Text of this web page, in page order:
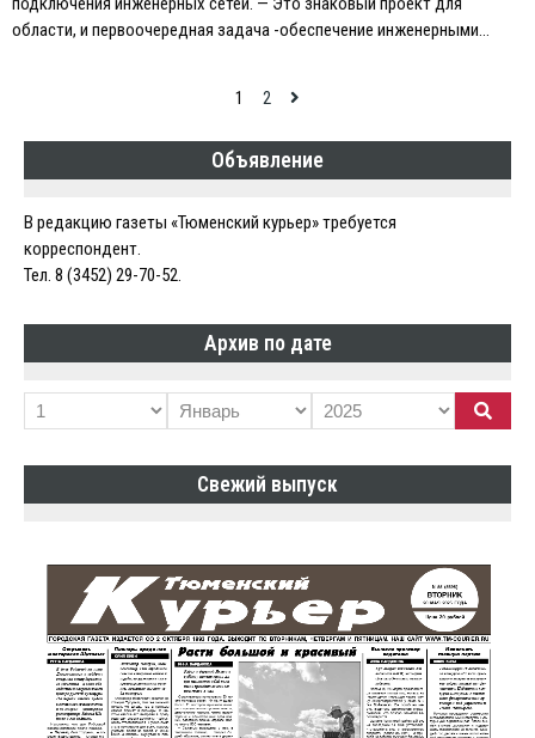
области, и первоочередная задача -обеспечение инженерными…
по
записям
1 2
Объявление
В редакцию газеты «Тюменский курьер» требуется
корреспондент.
Тел. 8 (3452) 29-70-52.
Архив по дате
Свежий выпуск